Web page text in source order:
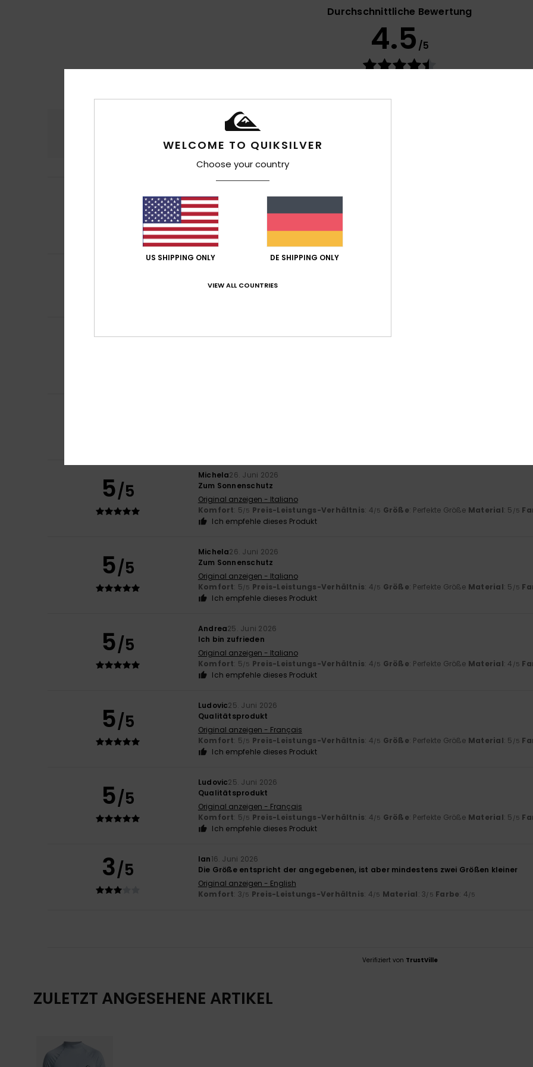
Durchschnittliche Bewertung
4.5 /5
Preis-Leistungs-Verhältnis
Ein hervorragendes Produkt
Original anzeigen - Italiano
Komfort
Ich empfehle dieses Produkt
Komfort: 5 Preis-Leistungs-Verhältnis
5
5/5
Michela26. Juni 2026
Zum Sonnenschutz
Original anzeigen - Italiano
Komfort: 5/5 Preis-Leistungs-Verhältnis: 4/5 Größe: Perfekte Größe Material: 5 /5
Ich empfehle dieses Produkt
5/5
Michela26. Juni 2026
Zum Sonnenschutz
Original anzeigen - Italiano
Komfort: 5/5 Preis-Leistungs-Verhältnis: 4/5 Größe: Perfekte Größe Material: 5 /5
Ich empfehle dieses Produkt
5/5
Andrea25. Juni 2026
Ich bin zufrieden
Original anzeigen - Italiano
Komfort: 5/5 Preis-Leistungs-Verhältnis: 4/5 Größe: Perfekte Größe Material: 4 /5
Ich empfehle dieses Produkt
5/5
Ludovic25. Juni 2026
Qualitätsprodukt
Original anzeigen - Français
Komfort: 5/5 Preis-Leistungs-Verhältnis: 4/5 Größe: Perfekte Größe Material: 5 /5
Ich empfehle dieses Produkt
5/5
Ludovic25. Juni 2026
Qualitätsprodukt
Original anzeigen - Français
Komfort: 5/5 Preis-Leistungs-Verhältnis: 4/5 Größe: Perfekte Größe Material: 5 /5
Ich empfehle dieses Produkt
3/5 Ian16. Juni 2026
Die Größe entspricht der angegebenen, ist aber mindestens zwei Größen kleiner
Original anzeigen - English
Komfort: 3/5 Preis-Leistungs-Verhältnis: 4/5 Material: 3/5 Farbe: 4/5
Verifiziert von TrustVille
ZULETZT ANGESEHENE ARTIKEL
WELCOME TO QUIKSILVER
Choose your country
US SHIPPING ONLY DE SHIPPING ONLY
VIEW ALL COUNTRIES